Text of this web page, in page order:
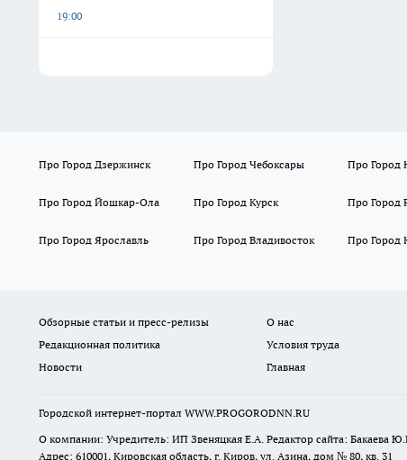
19:00
Про Город Дзержинск Про Город Чебоксары Про Город
Про Город Йошкар-Ола Про Город Курск Про Город
Про Город Ярославль Про Город Владивосток Про Город
Обзорные статьи и пресс-релизы О нас
Редакционная политика
Условия труда
Новости
Главная
Городской интернет-портал WWW.PROGORODNN.RU
О компании: Учредитель: ИП Звеняцкая Е.А. Редактор сайта: Бакаева
Адрес: 610001, Кировская область, г. Киров, ул. Азина, дом № 80, кв. 31